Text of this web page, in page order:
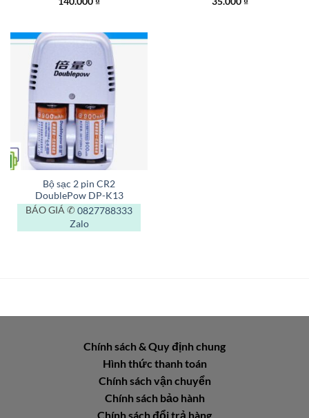
Bộ sạc 2 pin CR2
DoublePow DP-K13
BÁO GIÁ ✆ 0827788333
Zalo
Chính sách & Quy định chung
Hình thức thanh toán
Chính sách vận chuyển
Chính sách bảo hành
Chính sách đổi trả hàng